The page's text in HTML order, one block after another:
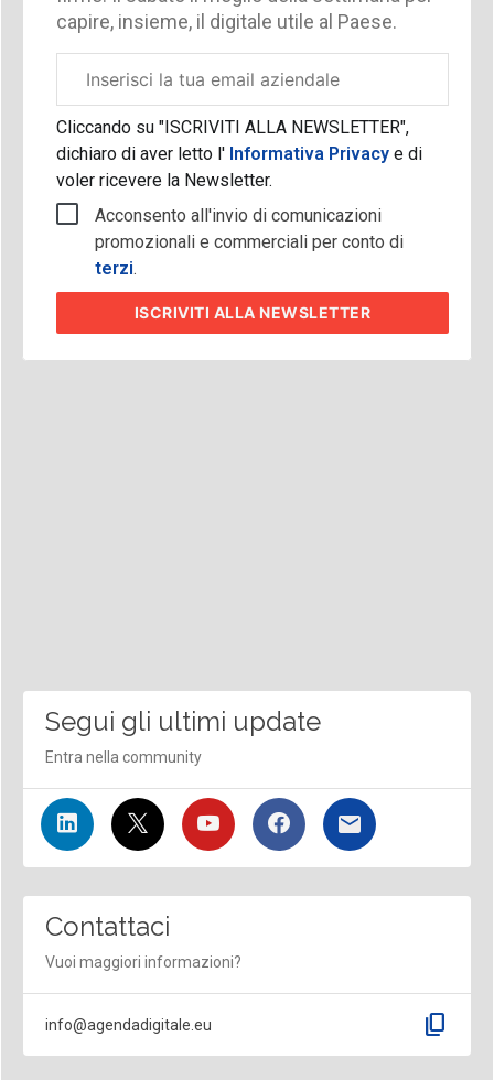
capire, insieme, il digitale utile al Paese.
aziendale
Cliccando su "ISCRIVITI ALLA NEWSLETTER",
dichiaro di aver letto l'Informativa Privacy e di
voler ricevere la Newsletter.
Acconsento all'invio di comunicazioni
promozionali e commerciali per conto di
terzi.
ISCRIVITI ALLA NEWSLETTER
Segui gli ultimi update
Entra nella community
Contattaci
Vuoi maggiori informazioni?
info@agendadigitale.eu content_copy